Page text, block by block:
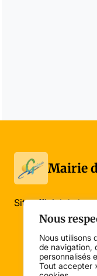
Nous
Nous utilisons
de navigation,
personnalisés
Tout accepter
Mairie
Site officiel de la